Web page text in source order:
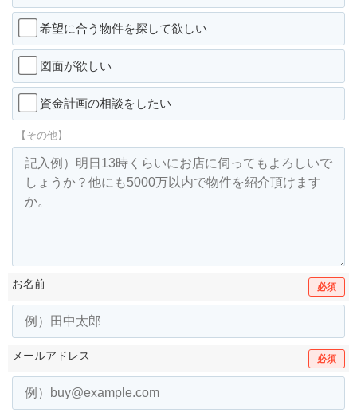
希望に合う物件を探して欲しい
図面が欲しい
資金計画の相談をしたい
【その他】
お名前 必須
メールアドレス 必須